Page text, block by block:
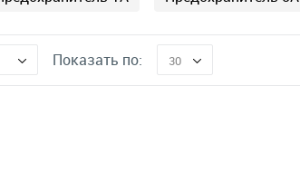
Показать по: 30